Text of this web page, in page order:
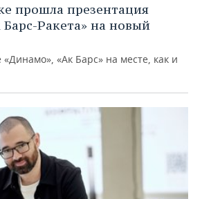
прошла презентация
Барс-Ракета» на новый
«Ак Барс» на месте, как и